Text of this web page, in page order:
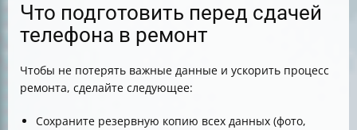
Что подготовить перед сдачей
телефона в ремонт
Чтобы не потерять важные данные и ускорить процесс
ремонта, сделайте следующее:
Сохраните резервную копию всех данных (фото,